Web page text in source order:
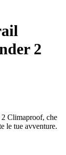
2
2 Climaproof, che
le tue avventure.